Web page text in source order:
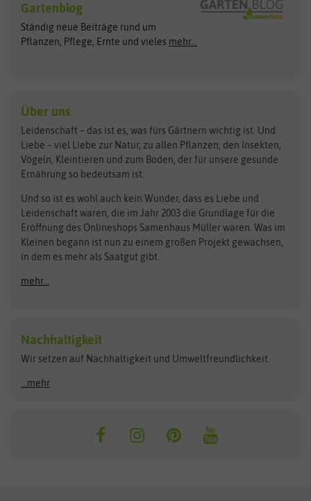
Exotische Samen
Gemüsesamen
Gründünger
Kräutersamen
Obstsamen
Pilzbrut
Rasensamen
Steckzwiebeln
Zimmer & Kübelpflanzen
Kataloge
Schnäppchen
Anzucht & Gartenzubehör
Anzuchtschalen
Heizmatte & Heizkabel
Kokos-Quelltabletten
Zimmergewächshaus
Arche Noah
ASB Greenworld
Benary
Bingenheimer Saatgut
BioBalu
Bionana
BIOWOL
Blumicorn
Bûten Birds
Carl Pabst
Clever Pots
COMPO
Dürr-Samen
elho
Feldsaaten Freudenberger
Fertil
Flora Elite
Florissa
Flortis
Franchi Sementi
Hortitops
JUB Holland
Gartenblog
Ständig neue Beiträge rund um
Pflanzen, Pflege, Ernte und vieles mehr...
Über uns
Leidenschaft – das ist es, was fürs Gärtnern wichtig ist. Und
Liebe – viel Liebe zur Natur, zu allen Pflanzen, den Insekten,
Vögeln, Kleintieren und zum Boden, der für unsere gesunde
Ernährung so bedeutsam ist.
Und so ist es wohl auch kein Wunder, dass es Liebe und
Leidenschaft waren, die im Jahr 2003 die Grundlage für die
Eröffnung des Onlineshops Samenhaus Müller waren. Was im
Kleinen begann ist nun zu einem großen Projekt gewachsen,
in dem es mehr als Saatgut gibt.
mehr...
Nachhaltigkeit
Wir setzen auf Nachhaltigkeit und Umweltfreundlichkeit.
...mehr